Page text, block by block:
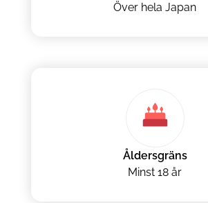
Över hela Japan
Åldersgräns
Minst 18 år